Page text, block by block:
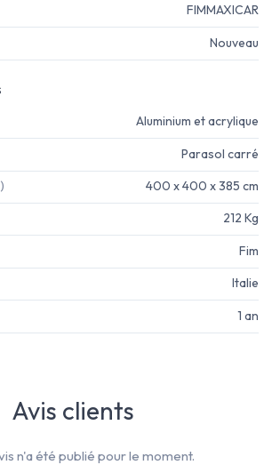
FIMMAXICAR
Nouveau
Aluminium et acrylique
Parasol carré
400 x 400 x 385 cm
212 Kg
Fim
Italie
1 an
Avis clients
n'a été publié pour le moment.